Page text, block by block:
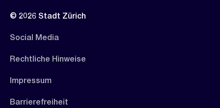
© 2026 Stadt Zürich
Social Media
Rechtliche Hinweise
Impressum
Barrierefreiheit